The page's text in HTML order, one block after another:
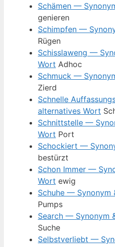
Schämen —
genieren
Schimpfen —
Rügen
Schisslaweng —
Wort Adhoc
Schmuck —
Zierd
Schnelle
alternatives Wort
Schnittstelle —
Wort Port
Schockiert —
bestürzt
Schon Immer —
Wort ewig
Schuhe — Synonym
Pumps
Search — Synonym
Suche
Selbstverliebt —